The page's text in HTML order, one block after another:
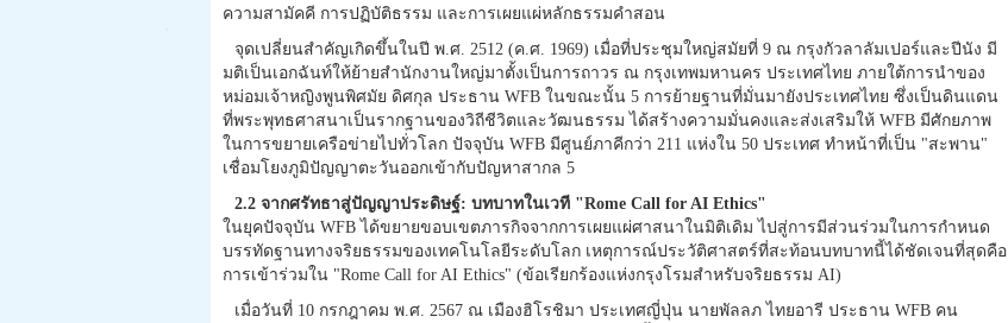
ความสามัคคี การปฏิบัติธรรม และการเผยแผ่หลักธรรมคำสอน
จุดเปลี่ยนสำคัญเกิดขึ้นในปี พ.ศ. 2512 (ค.ศ. 1969) เมื่อที่ประชุมใหญ่สมัยที่ 9 ณ กรุงกัวลาลัมเปอร์และปีนัง มี
มติเป็นเอกฉันท์ให้ย้ายสำนักงานใหญ่มาตั้งเป็นการถาวร ณ กรุงเทพมหานคร ประเทศไทย ภายใต้การนำของ
หม่อมเจ้าหญิงพูนพิศมัย ดิศกุล ประธาน WFB ในขณะนั้น 5 การย้ายฐานที่มั่นมายังประเทศไทย ซึ่งเป็นดินแดน
ที่พระพุทธศาสนาเป็นรากฐานของวิถีชีวิตและวัฒนธรรม ได้สร้างความมั่นคงและส่งเสริมให้ WFB มีศักยภาพ
ในการขยายเครือข่ายไปทั่วโลก ปัจจุบัน WFB มีศูนย์ภาคีกว่า 211 แห่งใน 50 ประเทศ ทำหน้าที่เป็น "สะพาน"
เชื่อมโยงภูมิปัญญาตะวันออกเข้ากับปัญหาสากล 5
2.2 จากศรัทธาสู่ปัญญาประดิษฐ์: บทบาทในเวที "Rome Call for AI Ethics"
ในยุคปัจจุบัน WFB ได้ขยายขอบเขตภารกิจจากการเผยแผ่ศาสนาในมิติเดิม ไปสู่การมีส่วนร่วมในการกำหนด
บรรทัดฐานทางจริยธรรมของเทคโนโลยีระดับโลก เหตุการณ์ประวัติศาสตร์ที่สะท้อนบทบาทนี้ได้ชัดเจนที่สุดคือ
การเข้าร่วมใน "Rome Call for AI Ethics" (ข้อเรียกร้องแห่งกรุงโรมสำหรับจริยธรรม AI)
เมื่อวันที่ 10 กรกฎาคม พ.ศ. 2567 ณ เมืองฮิโรชิมา ประเทศญี่ปุ่น นายพัลลภ ไทยอารี ประธาน WFB คน